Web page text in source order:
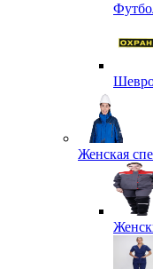
Женская